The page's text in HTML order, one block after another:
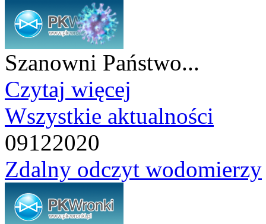
Szanowni Państwo...
Czytaj więcej
Wszystkie aktualności
09122020
Zdalny odczyt wodomierzy